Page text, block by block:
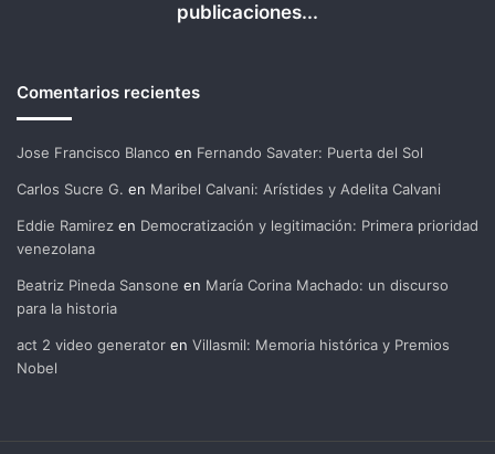
publicaciones...
Comentarios recientes
Jose Francisco Blanco en Fernando Savater: Puerta del Sol
Carlos Sucre G. en Maribel Calvani: Arístides y Adelita Calvani
Eddie Ramirez en Democratización y legitimación: Primera prioridad
venezolana
Beatriz Pineda Sansone en María Corina Machado: un discurso
para la historia
act 2 video generator en Villasmil: Memoria histórica y Premios
Nobel